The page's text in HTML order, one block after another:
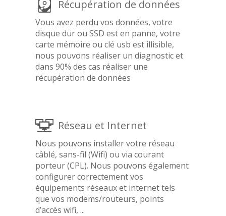
Récupération de données
Vous avez perdu vos données, votre
disque dur ou SSD est en panne, votre
carte mémoire ou clé usb est illisible,
nous pouvons réaliser un diagnostic et
dans 90% des cas réaliser une
récupération de données
Réseau et Internet
Nous pouvons installer votre réseau
câblé, sans-fil (Wifi) ou via courant
porteur (CPL). Nous pouvons également
configurer correctement vos
équipements réseaux et internet tels
que vos modems/routeurs, points
d’accès wifi, ...